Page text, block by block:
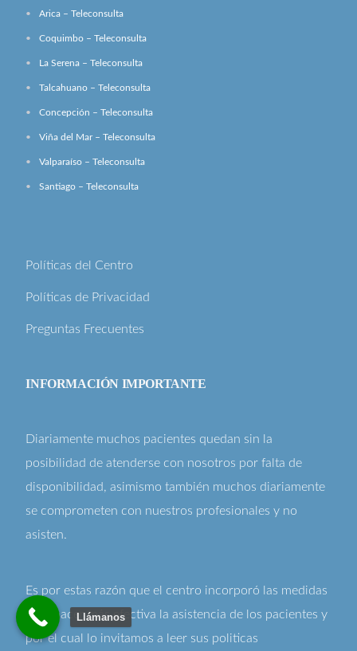
Arica – Teleconsulta
Coquimbo – Teleconsulta
La Serena – Teleconsulta
Talcahuano – Teleconsulta
Concepción – Teleconsulta
Viña del Mar – Teleconsulta
Valparaíso – Teleconsulta
Santiago – Teleconsulta
Políticas del Centro
Políticas de Privacidad
Preguntas Frecuentes
INFORMACIÓN IMPORTANTE
Diariamente muchos pacientes quedan sin la
posibilidad de atenderse con nosotros por falta de
disponibilidad, asimismo también muchos diariamente
se comprometen con nuestros profesionales y no
asisten.
Es por estas razón que el centro incorporó las medidas
para hacer más efectiva la asistencia de los pacientes y
por el cual lo invitamos a leer sus politicas
Llámanos